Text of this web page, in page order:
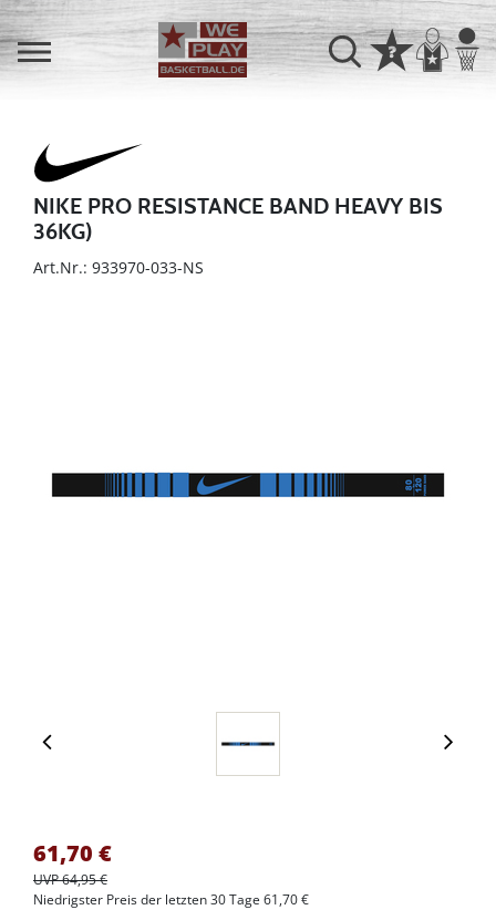
NIKE PRO RESISTANCE BAND HEAVY BIS
36KG)
Art.Nr.: 933970-033-NS
61,70 €
UVP 64,95 €
Niedrigster Preis der letzten 30 Tage 61,70 €